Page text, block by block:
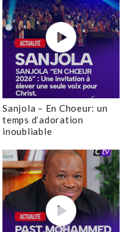
Sanjola – En Choeur: un
temps d’adoration
inoubliable